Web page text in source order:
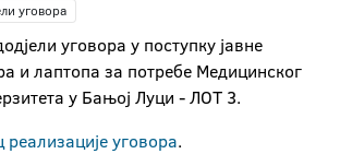
уговора
уговора у поступку јавне
и лаптопа за потребе Медицинског
у Бањој Луци - ЛОТ 3.
уговора.